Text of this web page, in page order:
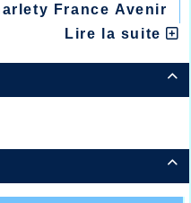
France Avenir
Abeilles /
Lire la suite

